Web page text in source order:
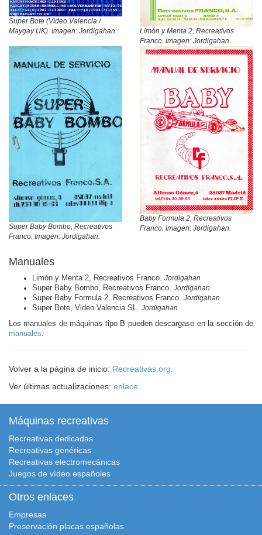
Super Bote (Video Valencia /
Maygay UK). Imagen: Jordigahan.
Limón y Menta 2, Recreativos
Franco. Imagen: Jordigahan.
Super Baby Bombo, Recreativos
Franco. Imagen: Jordigahan.
Baby Formula 2, Recreativos
Franco. Imagen: Jordigahan.
Manuales
Limón y Menta 2, Recreativos Franco. Jordigahan
Super Baby Bombo, Recreativos Franco. Jordigahan
Super Baby Formula 2, Recreativos Franco. Jordigahan
Super Bote, Video Valencia SL. Jordigahan
Los manuales de máquinas tipo B pueden descargase en la sección de
manuales.
Volver a la página de inicio: Recreativas.org.
Ver últimas actualizaciones: enlace
Máquinas recreativas
Recreativas dedicadas
Recreativas genéricas
Recreativas electromecánicas
Juegos de vídeo españoles
Otros enlaces
Empresas
Preservación placas españolas